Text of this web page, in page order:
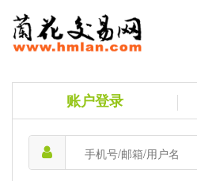
账户登录